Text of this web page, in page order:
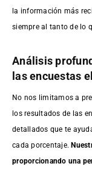
la información más
siempre al tanto de lo
Análisis
las encuestas
No nos limitamos a
los resultados de las
detallados que te
cada porcentaje.
proporcionando una